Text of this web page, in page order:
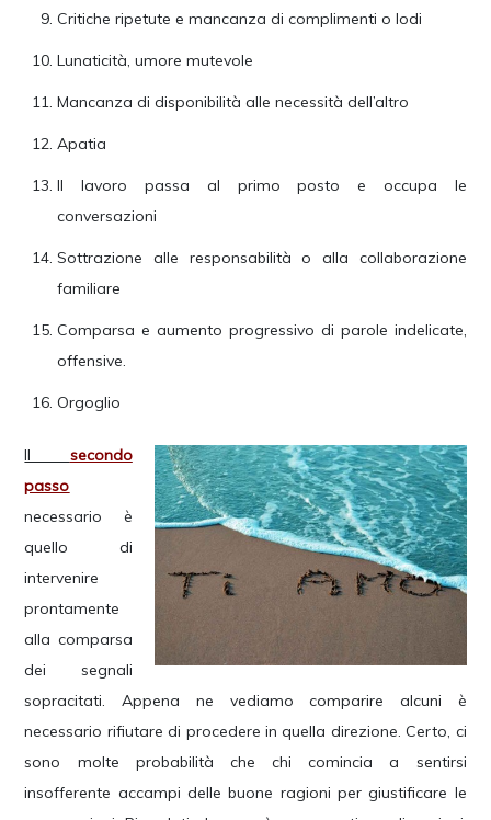
Critiche ripetute e mancanza di complimenti o lodi
Lunaticità, umore mutevole
Mancanza di disponibilità alle necessità dell’altro
Apatia
Il lavoro passa al primo posto e occupa le
conversazioni
Sottrazione alle responsabilità o alla collaborazione
familiare
Comparsa e aumento progressivo di parole indelicate,
offensive.
Orgoglio
Il secondo
passo
necessario è
quello di
intervenire
prontamente
alla comparsa
dei segnali
sopracitati. Appena ne vediamo comparire alcuni è
necessario rifiutare di procedere in quella direzione. Certo, ci
sono molte probabilità che chi comincia a sentirsi
insofferente accampi delle buone ragioni per giustificare le